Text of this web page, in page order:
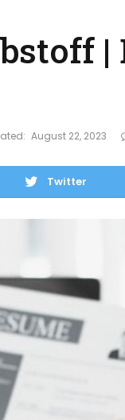
August 22, 2023
Twitter